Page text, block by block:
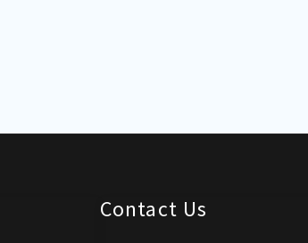
Contact Us